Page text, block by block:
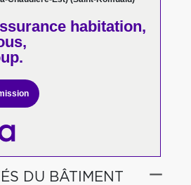
habitation,
DU BÂTIMENT